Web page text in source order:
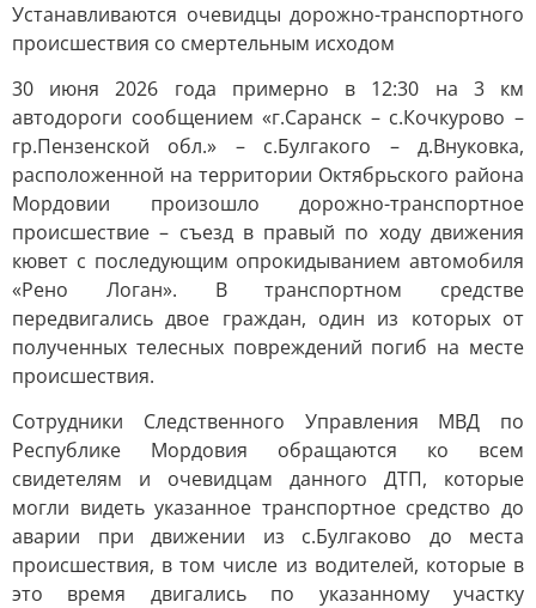
Устанавливаются очевидцы дорожно-транспортного
происшествия со смертельным исходом
30 июня 2026 года примерно в 12:30 на 3 км
автодороги сообщением «г.Саранск – с.Кочкурово –
гр.Пензенской обл.» – с.Булгакого – д.Внуковка,
расположенной на территории Октябрьского района
Мордовии произошло дорожно-транспортное
происшествие – съезд в правый по ходу движения
кювет с последующим опрокидыванием автомобиля
«Рено Логан». В транспортном средстве
передвигались двое граждан, один из которых от
полученных телесных повреждений погиб на месте
происшествия.
Сотрудники Следственного Управления МВД по
Республике Мордовия обращаются ко всем
свидетелям и очевидцам данного ДТП, которые
могли видеть указанное транспортное средство до
аварии при движении из с.Булгаково до места
происшествия, в том числе из водителей, которые в
это время двигались по указанному участку